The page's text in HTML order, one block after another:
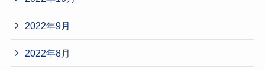
2022年9月
2022年8月